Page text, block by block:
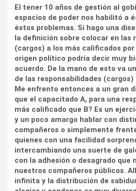
El tener 10 años de gestión al
espacios de poder nos habilitó a
éstos problemas. Si hago una
la definición sobre colocar en las
(cargos) a los más calificados
origen político podría decir muy
acuerdo. De la mano de esto va
de las responsabilidades
Me enfrento entonces a un gran
que el capacitado A, para una
más calificado que B? Es un
y un poco amargo hablar con
compañeros o simplemente
quienes con una facilidad
intercambiando una suerte de
con la adhesión o desagrado que
nuestros compañeros públicos.
infinita y la distribución de